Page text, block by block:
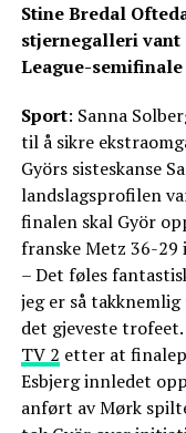
Stine Bredal
stjernegalleri vant
League-
Sport: Sanna
til å sikre
Györs sisteskanse
landslagsprofilen
finalen skal Györ
franske Metz 36-29
– Det føles
jeg er så
det gjeveste
TV 2 etter at
Esbjerg innledet
anført av Mørk